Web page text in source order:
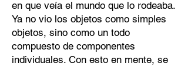
en que veía el mundo que lo rodeaba.
Ya no vio los objetos como simples
objetos, sino como un todo
compuesto de componentes
individuales. Con esto en mente, se